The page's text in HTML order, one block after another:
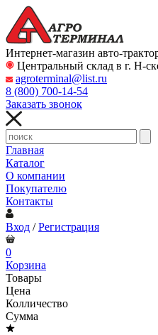
Интернет-магазин авто-
Центральный склад в г. Н-
agroterminal@list.ru
8 (800) 700-14-54
Заказать звонок
Главная
Каталог
О компании
Покупателю
Контакты
Вход /Регистрация
0
Корзина
Товары
Цена
Колличество
Сумма